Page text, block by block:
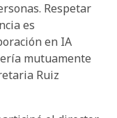
Respetar
es
en IA
mutuamente
Ruiz